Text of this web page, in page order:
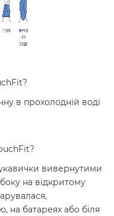
в прохолодній воді
вивернутими
на відкритому
на батареях або біля